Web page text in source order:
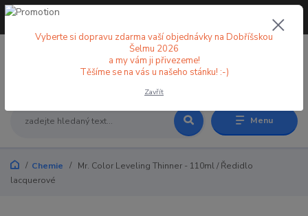
Menu
+420 773 998 582
Chemie
Mr. Color Leveling Thinner - 110ml / Ředidlo
lacquerové
Vyberte si dopravu zdarma vaší objednávky na Dobříšskou
Šelmu 2026
a my vám ji přivezeme!
Těšíme se na vás u našeho stánku! :-)
Zavřít